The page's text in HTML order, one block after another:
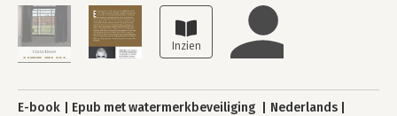
E-book Epub met watermerkbeveiliging
Nederlands